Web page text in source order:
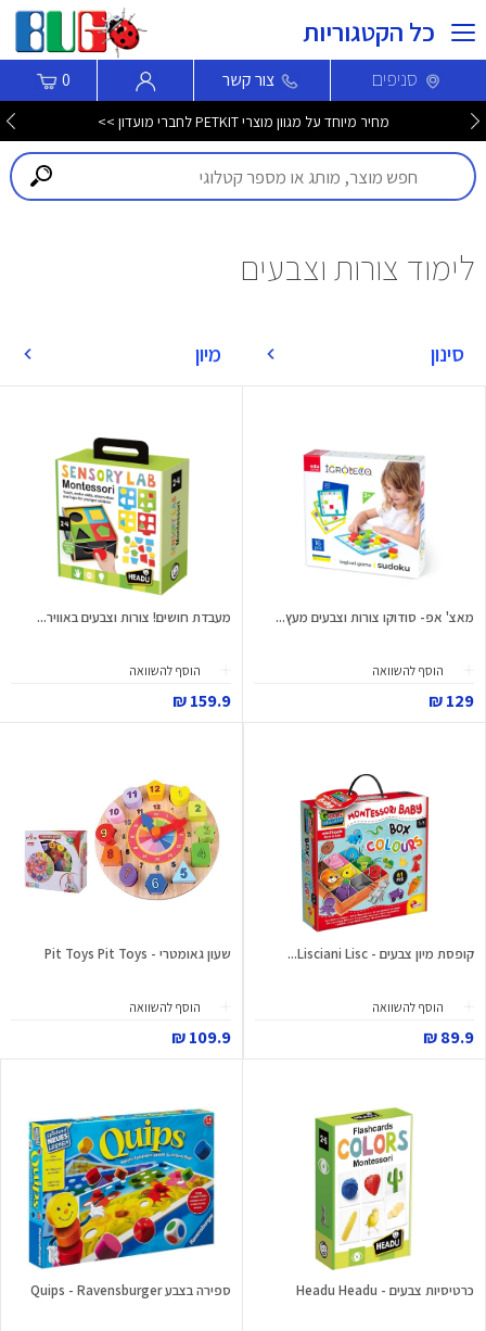
כל הקטגוריות
סניפים צור קשר 0
מחיר מיוחד על מגוון מוצרי PETKIT לחברי מועדון >>
לימוד צורות וצבעים
סינון מיון
מאצ' אפ- סודוקו צורות וצבעים מעץ...
הוסף להשוואה
129 ₪
מעבדת חושים! צורות וצבעים באוויר...
הוסף להשוואה
159.9 ₪
קופסת מיון צבעים - Lisciani Lisc...
הוסף להשוואה
89.9 ₪
שעון גאומטרי - Pit Toys Pit Toys
הוסף להשוואה
109.9 ₪
כרטיסיות צבעים - Headu Headu ספירה בצבע Quips - Ravensburger